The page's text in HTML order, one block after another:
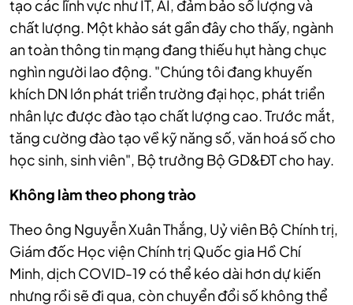
tạo các lĩnh vực như IT, AI, đảm bảo số lượng và
chất lượng. Một khảo sát gần đây cho thấy, ngành
an toàn thông tin mạng đang thiếu hụt hàng chục
nghìn người lao động. "Chúng tôi đang khuyến
khích DN lớn phát triển trường đại học, phát triển
nhân lực được đào tạo chất lượng cao. Trước mắt,
tăng cường đào tạo về kỹ năng số, văn hoá số cho
học sinh, sinh viên", Bộ trưởng Bộ GD&ĐT cho hay.
Không làm theo phong trào
Theo ông Nguyễn Xuân Thắng, Uỷ viên Bộ Chính trị,
Giám đốc Học viện Chính trị Quốc gia Hồ Chí
Minh, dịch COVID-19 có thể kéo dài hơn dự kiến
nhưng rồi sẽ đi qua, còn chuyển đổi số không thể